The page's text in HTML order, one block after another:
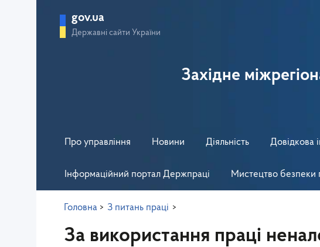
gov.ua
Державні сайти України
Західне
Про управління Новини Діяльність Довідкова
Інформаційний портал Держпраці Мистецтво безпеки
Головна > З питань праці >
За використання праці